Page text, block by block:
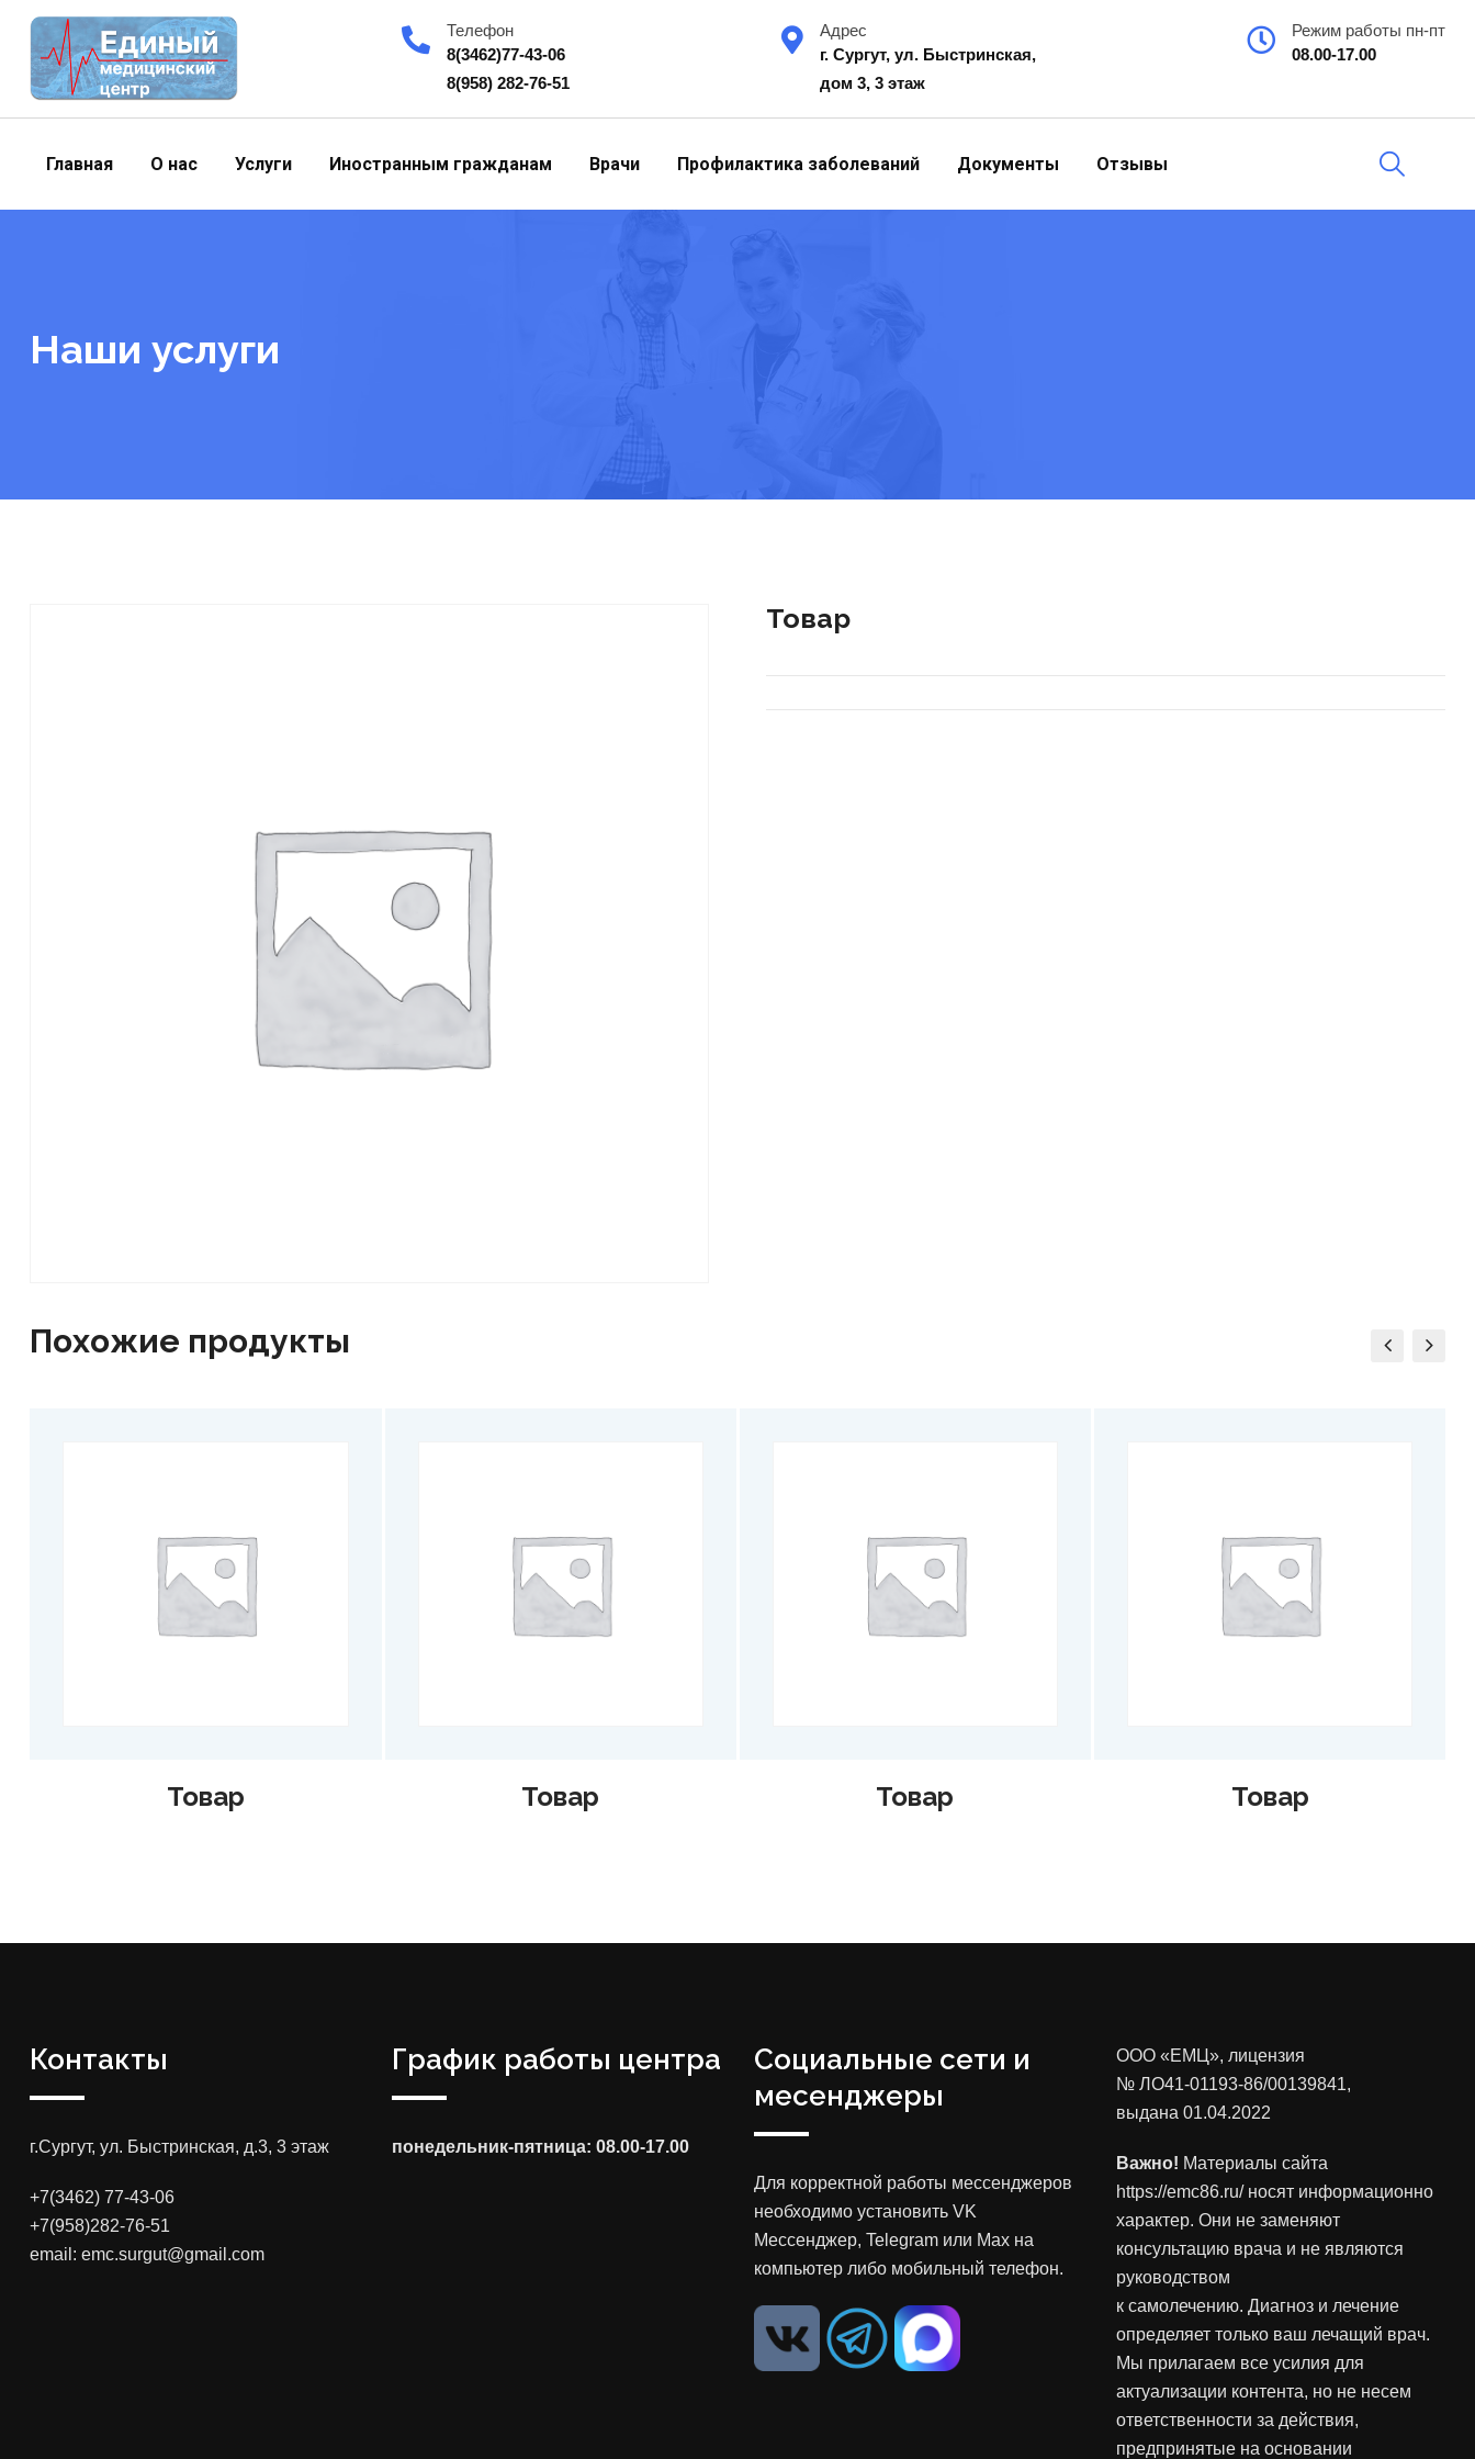
content
Телефон
8(3462)77-43-06
8(958) 282-76-51
Адрес
г. Сургут, ул. Быстринская,
дом 3, 3 этаж
Режим работы пн-пт
08.00-17.00
Главная О нас Услуги Иностранным гражданам Врачи Профилактика заболеваний Документы Отзывы
Наши услуги
Товар
Похожие продукты
Товар Товар Товар Товар
Контакты
г.Сургут, ул. Быстринская, д.3, 3 этаж
+7(3462) 77-43-06
+7(958)282-76-51
email: emc.surgut@gmail.com
График работы центра
понедельник-пятница: 08.00-17.00
Социальные сети и
месенджеры
Для корректной работы мессенджеров
необходимо установить VK
Мессенджер, Telegram или Max на
компьютер либо мобильный телефон.
ООО «ЕМЦ», лицензия
№ ЛО41-01193-86/00139841,
выдана 01.04.2022
Важно! Материалы сайта
https://emc86.ru/ носят информационно
характер. Они не заменяют
консультацию врача и не являются
руководством
к самолечению. Диагноз и лечение
определяет только ваш лечащий врач.
Мы прилагаем все усилия для
актуализации контента, но не несем
ответственности за действия,
предпринятые на основании